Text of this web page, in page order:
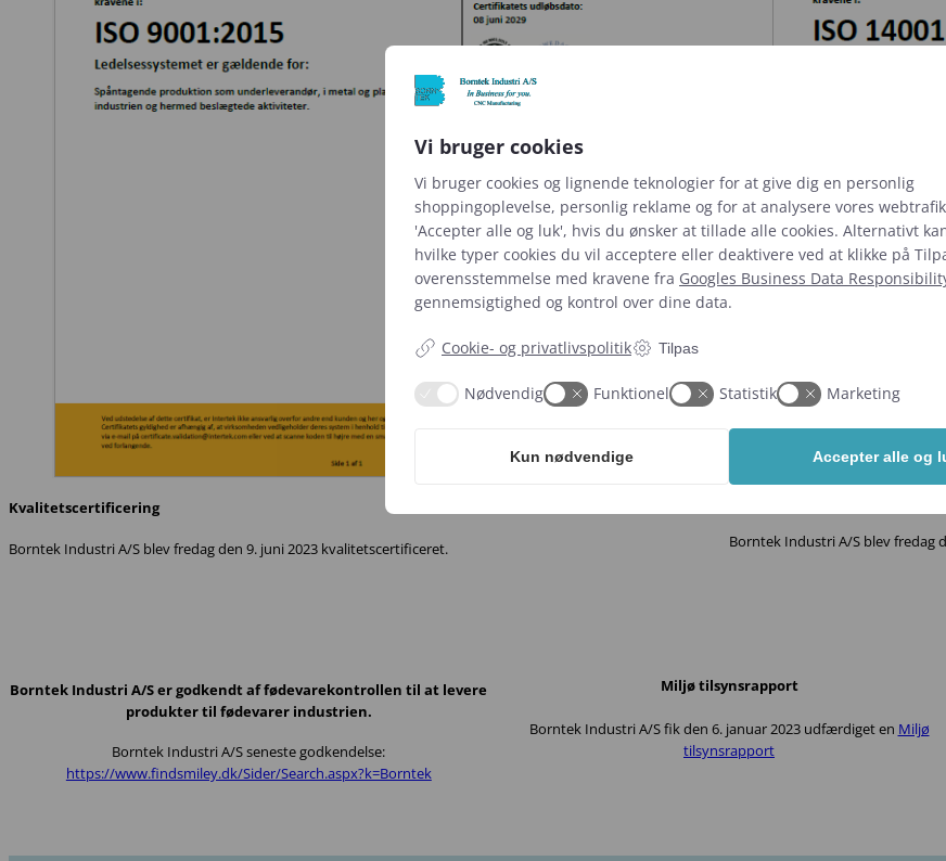
Kvalitetscertificering
Borntek Industri A/S blev fredag den 9. juni 2023 kvalitetscertificeret. Borntek Industri A/S blev fredag
Borntek Industri A/S er godkendt af fødevarekontrollen til at levere
produkter til fødevarer industrien.
Borntek Industri A/S seneste godkendelse:
https://www.findsmiley.dk/Sider/Search.aspx?k=Borntek
Miljø tilsynsrapport
Borntek Industri A/S fik den 6. januar 2023 udfærdiget en Miljø
tilsynsrapport
Vi bruger cookies
Vi bruger cookies og lignende teknologier for at give dig en personlig
shoppingoplevelse, personlig reklame og for at analysere vores
'Accepter alle og luk', hvis du ønsker at tillade alle cookies. Alternativt
hvilke typer cookies du vil acceptere eller deaktivere ved at klikke på
overensstemmelse med kravene fra Googles Business Data
gennemsigtighed og kontrol over dine data.
Cookie- og privatlivspolitik Tilpas
Nødvendig Funktionel Statistik Marketing
Kun nødvendige Accepter alle og